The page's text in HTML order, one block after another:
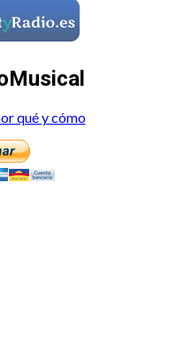
qué y cómo